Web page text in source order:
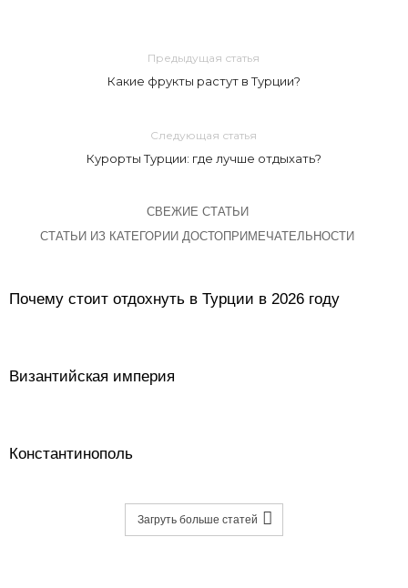
Предыдущая статья
Какие фрукты растут в Турции?
Следующая статья
Курорты Турции: где лучше отдыхать?
СВЕЖИЕ СТАТЬИ
СТАТЬИ ИЗ КАТЕГОРИИ ДОСТОПРИМЕЧАТЕЛЬНОСТИ
Почему стоит отдохнуть в Турции в 2026 году
Византийская империя
Константинополь
Загруть больше статей